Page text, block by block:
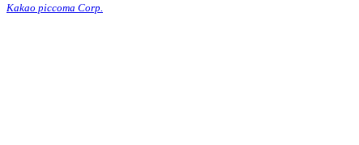
Kakao piccoma Corp.